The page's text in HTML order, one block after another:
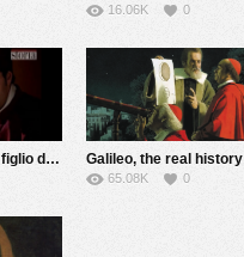
16.06K 0
Chi ha ucciso il figlio della Gioconda? Galileo, the real history
65.08K 0